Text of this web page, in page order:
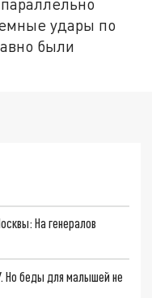
удары по
были
На генералов
Но беды для малышей не